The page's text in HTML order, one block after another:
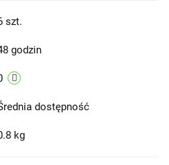
szt.
godzin
dostępność
kg